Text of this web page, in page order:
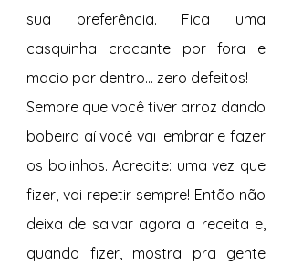
sua preferência. Fica uma
casquinha crocante por fora e
macio por dentro... zero defeitos!
Sempre que você tiver arroz dando
bobeira aí você vai lembrar e fazer
os bolinhos. Acredite: uma vez que
fizer, vai repetir sempre! Então não
deixa de salvar agora a receita e,
quando fizer, mostra pra gente